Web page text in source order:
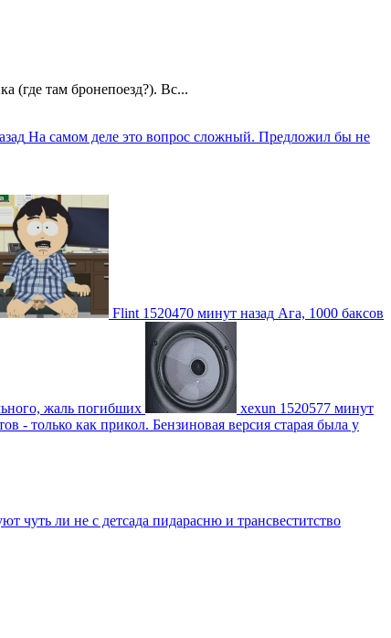
(где там бронепоезд?). Вс...
На самом деле это вопрос сложный. Предложил бы не
Flint 1520470 минут назад Ага, 1000 баксов
жаль погибших xexun 1520577 минут
- только как прикол. Бензиновая версия старая была у
чуть ли не с детсада пидарасню и трансвеститство